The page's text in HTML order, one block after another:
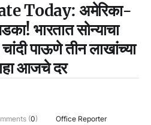
Today: अमेरिका-
भारतात सोन्याचा
पाऊणे तीन लाखांच्या
आजचे दर
(0) Office Reporter